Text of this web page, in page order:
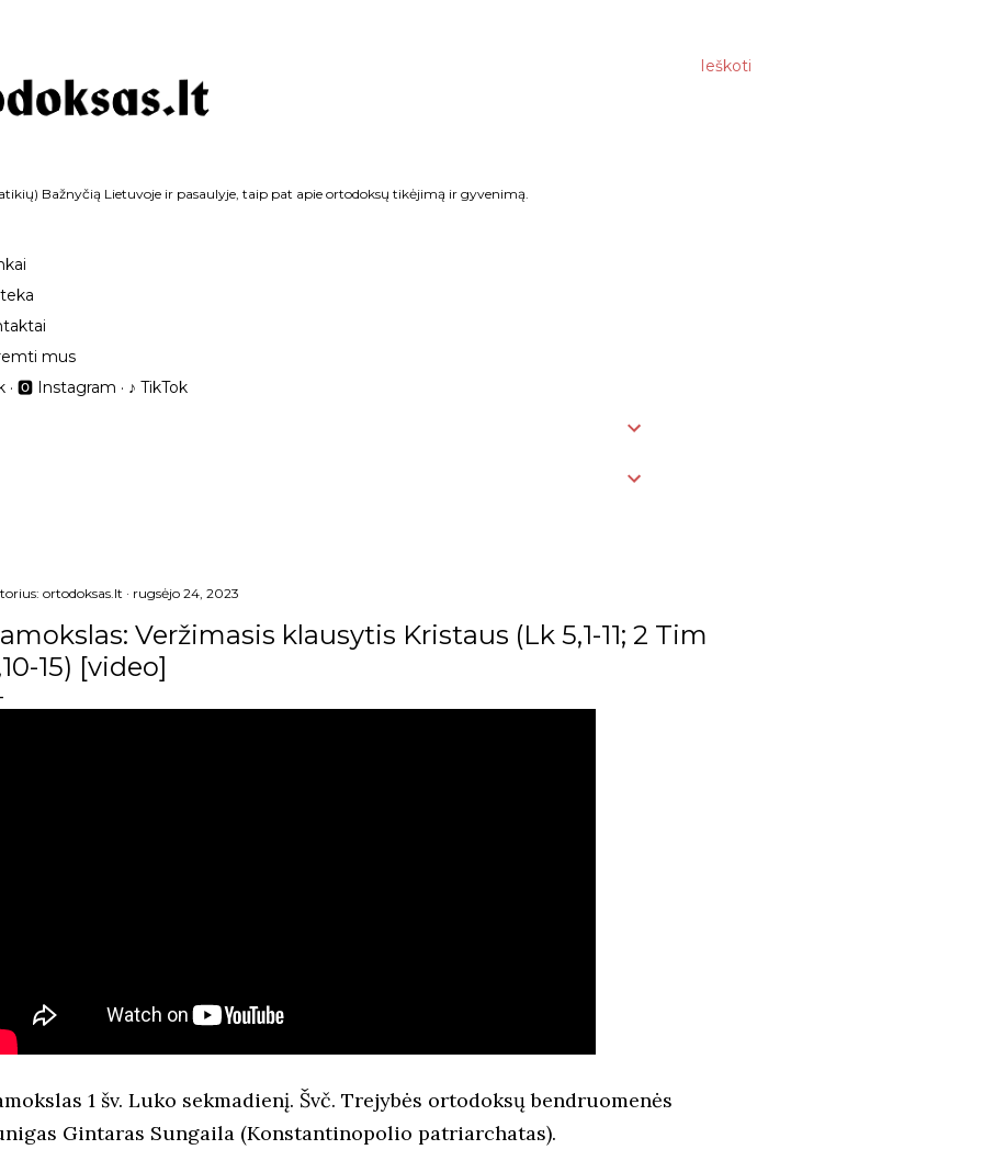
Ieškoti
Bažnyčią Lietuvoje ir pasaulyje, taip pat apie ortodoksų tikėjimą ir gyvenimą.
mus
🅾 Instagram ‎♪ TikTok
ortodoksas.lt rugsėjo 24, 2023
Veržimasis klausytis Kristaus (Lk 5,1-11; 2 Tim
15) [video]
1 šv. Luko sekmadienį. Švč. Trejybės ortodoksų bendruomenės
Gintaras Sungaila (Konstantinopolio patriarchatas).